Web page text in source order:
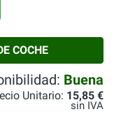
COCHE
Buena
Unitario: 15,85 €
sin IVA